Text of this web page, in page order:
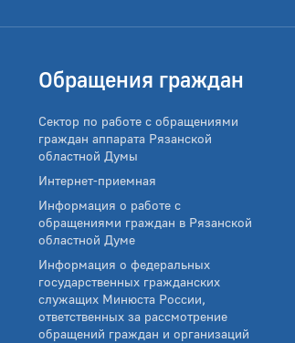
Обращения граждан
Сектор по работе с обращениями
граждан аппарата Рязанской
областной Думы
Интернет-приемная
Информация о работе с
обращениями граждан в Рязанской
областной Думе
Информация о федеральных
государственных гражданских
служащих Минюста России,
ответственных за рассмотрение
обращений граждан и организаций